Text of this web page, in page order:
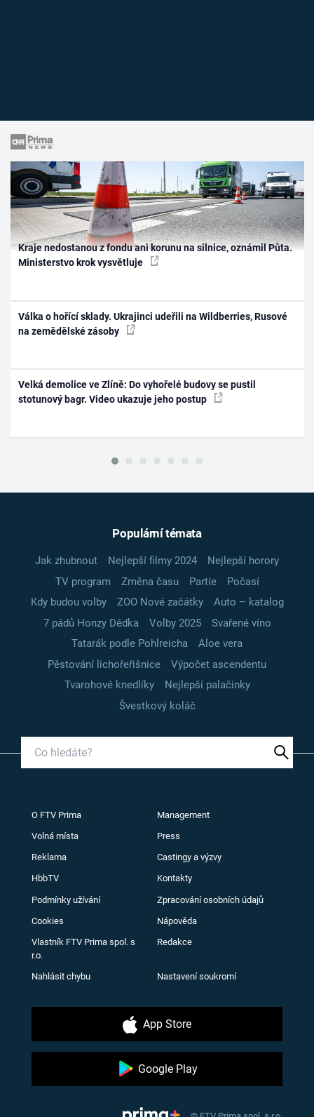
Kraje nedostanou z fondu ani korunu na silnice, oznámil Půta.
Ministerstvo krok vysvětluje
Válka o hořící sklady. Ukrajinci udeřili na Wildberries, Rusové
na zemědělské zásoby
Velká demolice ve Zlíně: Do vyhořelé budovy se pustil
stotunový bagr. Video ukazuje jeho postup
Populární témata
Jak zhubnout Nejlepší filmy 2024
Nejlepší horory
TV program
Změna času Partie
Počasí
Kdy budou volby
ZOO Nové začátky
Auto – katalog
7 pádů Honzy Dědka
Volby 2025
Svařené víno
Tatarák podle Pohlreicha
Aloe vera
Pěstování lichořeřišnice
Výpočet ascendentu
Tvarohové knedlíky
Nejlepší palačinky
Švestkový koláč
O FTV Prima Management
Volná místa Press
Reklama Castingy a výzvy
HbbTV Kontakty
Podmínky užívání Zpracování osobních údajů
Cookies Nápověda
Vlastník FTV Prima spol. s
r.o.
Redakce
Nahlásit chybu Nastavení soukromí
App Store
Google Play